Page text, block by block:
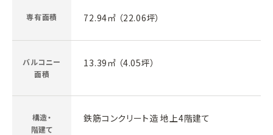
専有面積 72.94㎡ （22.06坪）
バルコニー
面積
13.39㎡ （4.05坪）
構造・
階建て
鉄筋コンクリート造 地上4階建て